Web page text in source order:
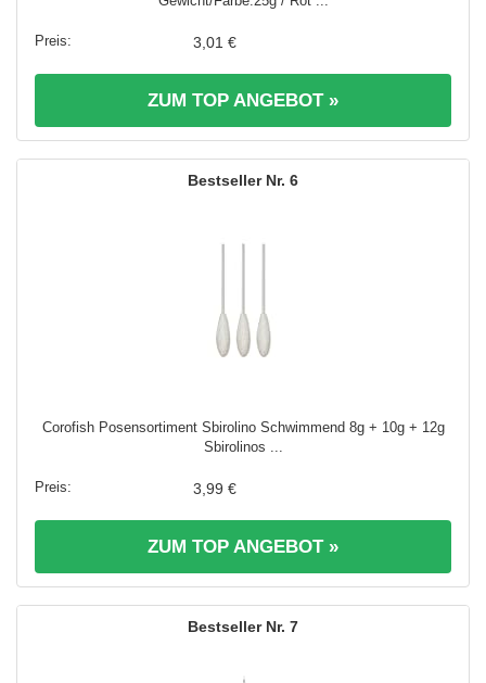
3,01 €
ZUM TOP ANGEBOT »
6
Corofish Posensortiment Sbirolino Schwimmend 8g + 10g + 12g
Sbirolinos ...
3,99 €
ZUM TOP ANGEBOT »
7